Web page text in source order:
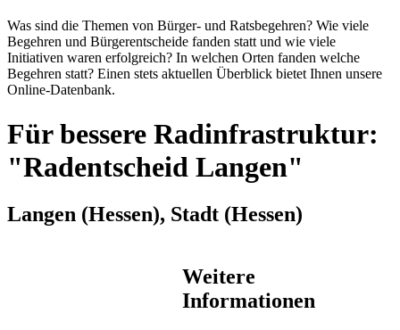
Was sind die Themen von Bürger- und Ratsbegehren? Wie viele
Begehren und Bürgerentscheide fanden statt und wie viele
Initiativen waren erfolgreich? In welchen Orten fanden welche
Begehren statt? Einen stets aktuellen Überblick bietet Ihnen unsere
Online-Datenbank.
Für bessere Radinfrastruktur:
"Radentscheid Langen"
Langen (Hessen), Stadt (Hessen)
Weitere
Informationen